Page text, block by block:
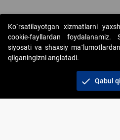
Copyright © 2017-2026. "Elektron
tashkil etish" AJ. Barcha huquqlar
Ko`rsatilayotgan xizmatlarni
cookie-fayllardan foydalanamiz.
siyosati va shaxsiy
qilganingizni anglatadi.
check Qabul